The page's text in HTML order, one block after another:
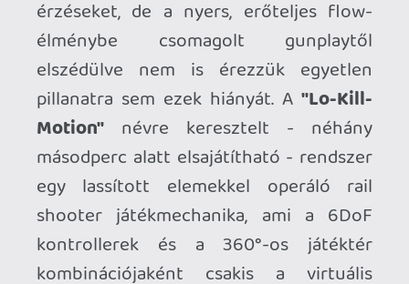
kezdőknek sem kell izgulnia, mivel a
bekapcsolható mutatorok egy része
cheatként is értelmezhető segítséget
biztosít.